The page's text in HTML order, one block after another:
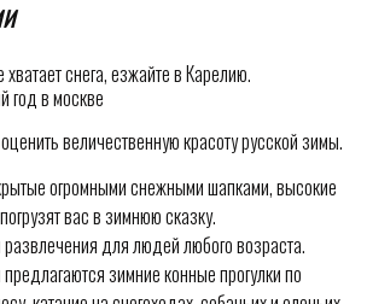
снега, езжайте в Карелию.
величественную красоту русской зимы.
огромными снежными шапками, высокие
вас в зимнюю сказку.
для людей любого возраста.
зимние конные прогулки по